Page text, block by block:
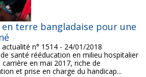
terre bangladaise pour une
actualité n° 1514 - 24/01/2018
santé rééducation en milieu hospitalier
en mai 2017, riche de
et prise en charge du handicap...